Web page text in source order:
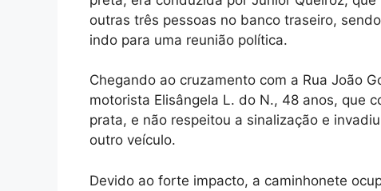
outras três pessoas no banco traseiro,
indo para uma reunião política.
Chegando ao cruzamento com a Rua João
motorista Elisângela L. do N., 48 anos, que
prata, e não respeitou a sinalização e
outro veículo.
Devido ao forte impacto, a caminhonete